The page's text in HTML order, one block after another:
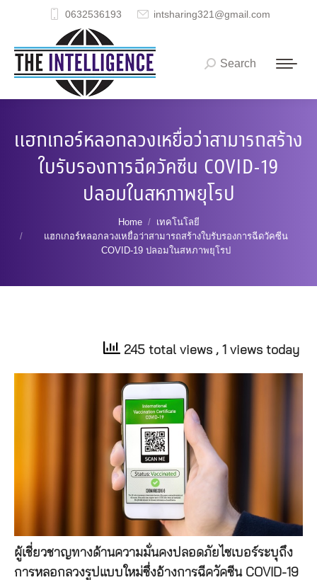
0632536193 intsharing321@gmail.com
Search:
Search
แฮกเกอร์หลอกลวงเหยื่อว่าสามารถสร้าง
ใบรับรองการฉีดวัคซีน COVID-19
ปลอมในสหภาพยุโรป
Home
เทคโนโลยี
แฮกเกอร์หลอกลวงเหยื่อว่าสามารถสร้างใบรับรองการฉีดวัคซีน
COVID-19 ปลอมในสหภาพยุโรป
245 total views , 1 views today
ผู้เชี่ยวชาญทางด้านความมั่นคงปลอดภัยไซเบอร์ระบุถึง
การหลอกลวงรูปแบบใหม่ซึ่งอ้างการฉีควัคซีน COVID-19